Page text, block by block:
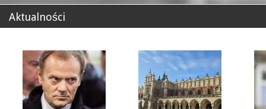
Aktualności